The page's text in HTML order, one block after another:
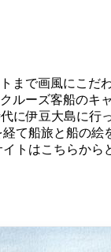
で画風にこ
ーズ客船の
伊豆大島に
て船旅と船の
トはこちらから